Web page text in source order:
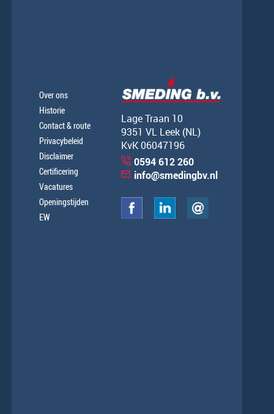
Over ons
Historie
Contact & route
Privacybeleid
Disclaimer
Certificering
Vacatures
Openingstijden
EW
Lage Traan 10
9351 VL Leek (NL)
KvK 06047196
0594 612 260
info@smedingbv.nl